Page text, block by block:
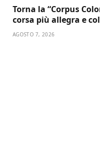
Torna la “Corpus
corsa più allegra e
AGOSTO 7, 2026